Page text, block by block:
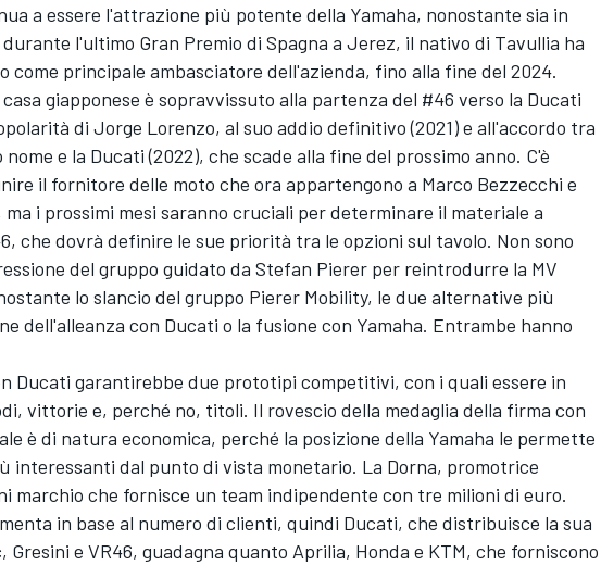
a essere l'attrazione più potente della Yamaha, nonostante sia in
l'ultimo Gran Premio di Spagna a Jerez, il nativo di Tavullia ha
principale ambasciatore dell'azienda, fino alla fine del 2024.
casa giapponese è sopravvissuto alla partenza del #46 verso la Ducati
di Jorge Lorenzo, al suo addio definitivo (2021) e all'accordo tra
e la Ducati (2022), che scade alla fine del prossimo anno. C'è
il fornitore delle moto che ora appartengono a Marco Bezzecchi e
ma i prossimi mesi saranno cruciali per determinare il materiale a
che dovrà definire le sue priorità tra le opzioni sul tavolo. Non sono
del gruppo guidato da Stefan Pierer per reintrodurre la MV
lo slancio del gruppo Pierer Mobility, le due alternative più
dell'alleanza con Ducati o la fusione con Yamaha. Entrambe hanno
Ducati garantirebbe due prototipi competitivi, con i quali essere in
vittorie e, perché no, titoli. Il rovescio della medaglia della firma con
è di natura economica, perché la posizione della Yamaha le permette
interessanti dal punto di vista monetario. La Dorna, promotrice
marchio che fornisce un team indipendente con tre milioni di euro.
in base al numero di clienti, quindi Ducati, che distribuisce la sua
Gresini e VR46, guadagna quanto Aprilia, Honda e KTM, che forniscono